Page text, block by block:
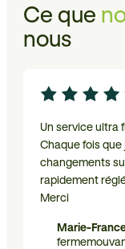
Ce que
nous
Un service ultra
Chaque fois
changements
rapidement
Merci
Marie-